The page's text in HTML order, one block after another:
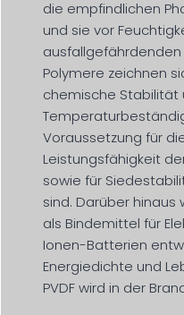
die empfindlichen
und sie vor
ausfallgefährdenden
Polymere zeichnen
chemische Stabilität
Voraussetzung für
Leistungsfähigkeit
sowie für
sind. Darüber hinaus
als Bindemittel für
Ionen-Batterien
Energiedichte und
PVDF wird in der